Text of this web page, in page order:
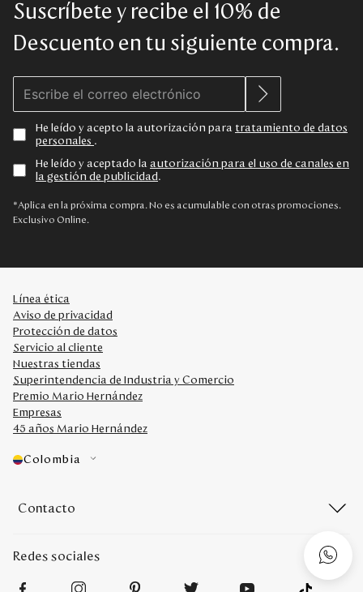
Suscríbete y recibe el 10% de
Descuento en tu siguiente compra.
He leído y acepto la autorización para tratamiento de datos
personales .
He leído y aceptado la autorización para el uso de canales en
la gestión de publicidad .
*Aplica en la próxima compra. No es acumulable con otras promociones.
Exclusivo Online.
Línea ética
Aviso de privacidad
Protección de datos
Servicio al cliente
Nuestras tiendas
Superintendencia de Industria y Comercio
Premio Mario Hernández
Empresas
45 años Mario Hernández
Colombia
Contacto
Redes sociales